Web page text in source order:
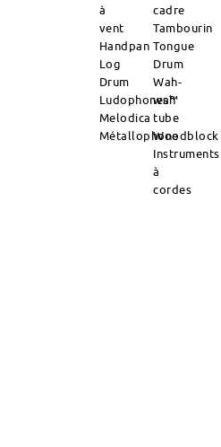
à
vent
Handpan
Log
Drum
Ludophones™
Melodica
Métallophone
cadre
Tambourin
Tongue
Drum
Wah-
wah
tube
Woodblock
Instruments
à
cordes